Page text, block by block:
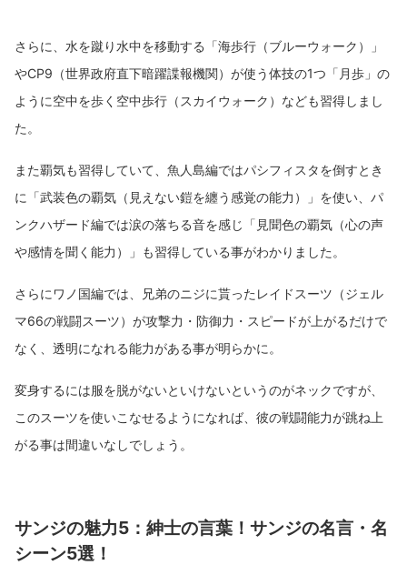
さらに、水を蹴り水中を移動する「海歩行（ブルーウォーク）」
やCP9（世界政府直下暗躍諜報機関）が使う体技の1つ「月歩」の
ように空中を歩く空中歩行（スカイウォーク）なども習得しまし
た。
また覇気も習得していて、魚人島編ではパシフィスタを倒すとき
に「武装色の覇気（見えない鎧を纏う感覚の能力）」を使い、パ
ンクハザード編では涙の落ちる音を感じ「見聞色の覇気（心の声
や感情を聞く能力）」も習得している事がわかりました。
さらにワノ国編では、兄弟のニジに貰ったレイドスーツ（ジェル
マ66の戦闘スーツ）が攻撃力・防御力・スピードが上がるだけで
なく、透明になれる能力がある事が明らかに。
変身するには服を脱がないといけないというのがネックですが、
このスーツを使いこなせるようになれば、彼の戦闘能力が跳ね上
がる事は間違いなしでしょう。
サンジの魅力5：紳士の言葉！サンジの名言・名
シーン5選！